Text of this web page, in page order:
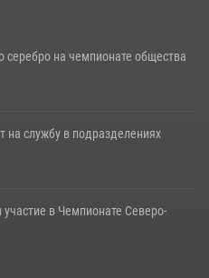
серебро на чемпионате общества
на службу в подразделениях
в Чемпионате Северо-